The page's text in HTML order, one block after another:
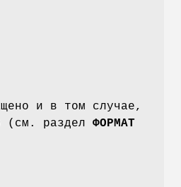
и в том случае,
(см. раздел ФОРМАТ